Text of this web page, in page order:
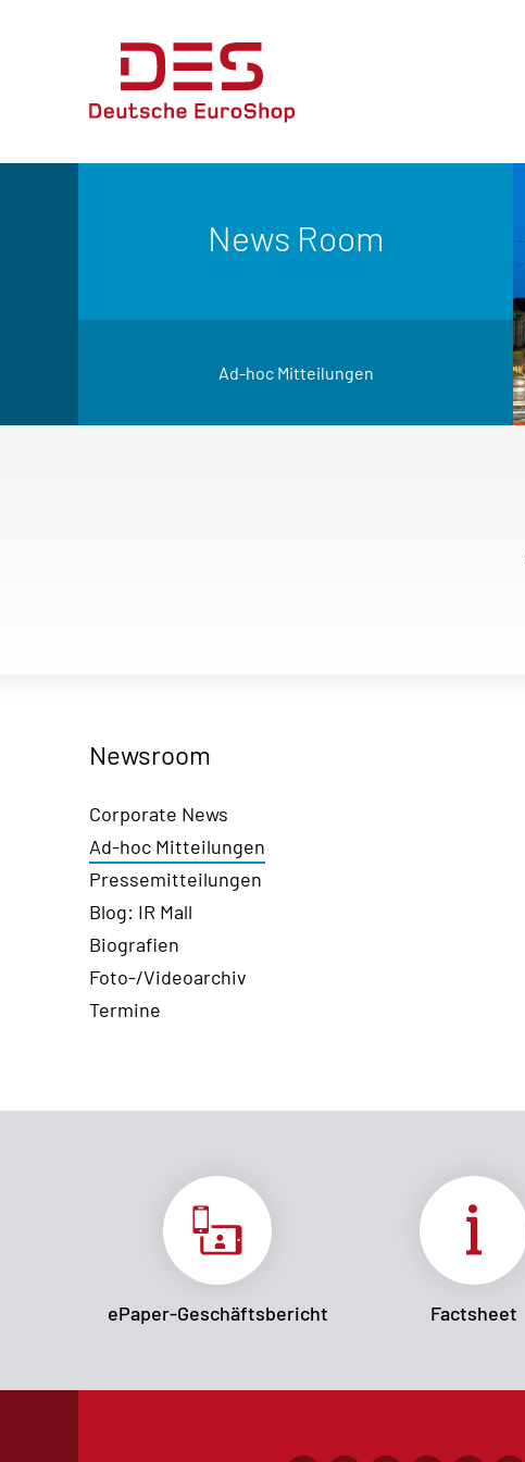
News Room
Ad-hoc Mitteilungen
Newsroom
Corporate News
Ad-hoc Mitteilungen
Pressemitteilungen
Blog: IR Mall
Biografien
Foto-/Videoarchiv
Termine
ePaper-Geschäftsbericht Factsheet